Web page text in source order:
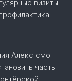
визиты
Алекс смог
часть